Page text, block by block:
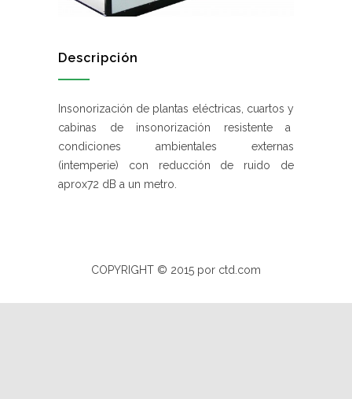
Descripción
Insonorización de plantas eléctricas, cuartos y
cabinas de insonorización resistente a
condiciones ambientales externas
(intemperie) con reducción de ruido de
aprox72 dB a un metro.
COPYRIGHT © 2015 por ctd.com